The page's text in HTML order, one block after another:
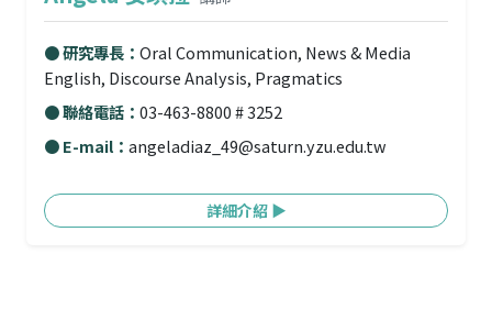
● 研究專長： Oral Communication, News & Media
English, Discourse Analysis, Pragmatics
● 聯絡電話： 03-463-8800 # 3252
● E-mail： angeladiaz_49@saturn.yzu.edu.tw
詳細介紹 ▶